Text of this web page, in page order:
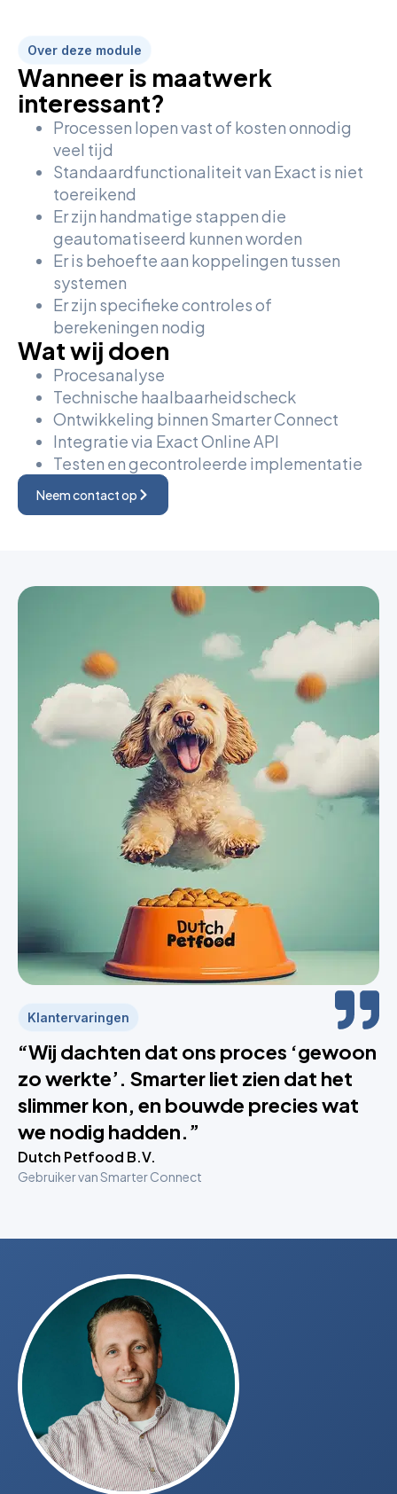
Over deze module
Wanneer is maatwerk
interessant?
Processen lopen vast of kosten onnodig
veel tijd
Standaardfunctionaliteit van Exact is niet
toereikend
Er zijn handmatige stappen die
geautomatiseerd kunnen worden
Er is behoefte aan koppelingen tussen
systemen
Er zijn specifieke controles of
berekeningen nodig
Wat wij doen
Procesanalyse
Technische haalbaarheidscheck
Ontwikkeling binnen Smarter Connect
Integratie via Exact Online API
Testen en gecontroleerde implementatie
Neem contact op
Klantervaringen
“Wij dachten dat ons proces ‘gewoon
zo werkte’. Smarter liet zien dat het
slimmer kon, en bouwde precies wat
we nodig hadden.”
Dutch Petfood B.V.
Gebruiker van Smarter Connect